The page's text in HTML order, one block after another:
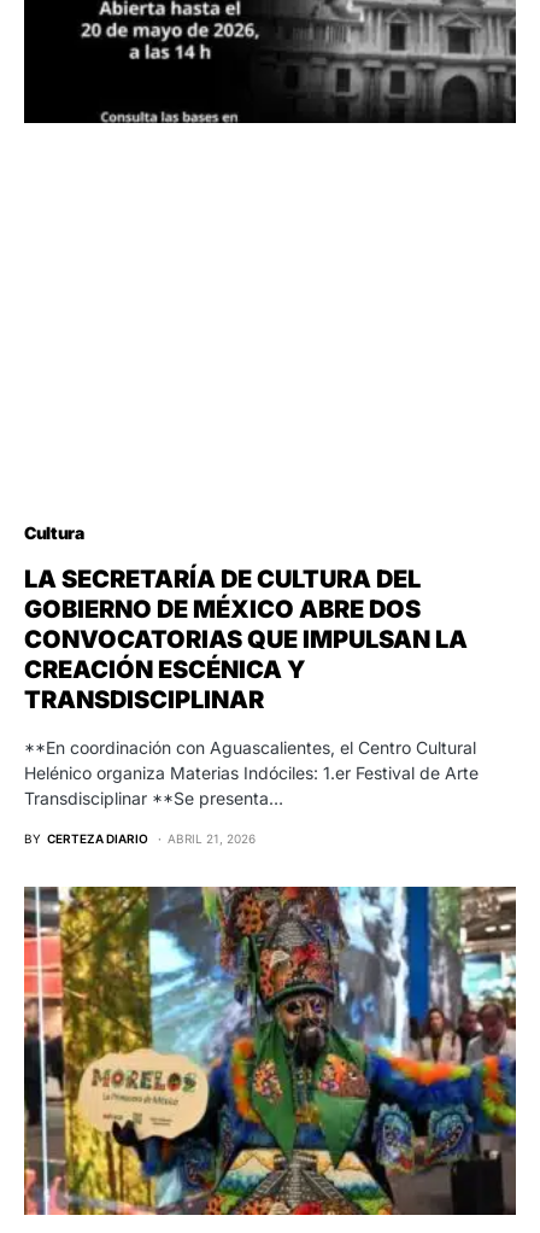
Cultura
LA SECRETARÍA DE CULTURA DEL
GOBIERNO DE MÉXICO ABRE DOS
CONVOCATORIAS QUE IMPULSAN LA
CREACIÓN ESCÉNICA Y
TRANSDISCIPLINAR
**En coordinación con Aguascalientes, el Centro Cultural
Helénico organiza Materias Indóciles: 1.er Festival de Arte
Transdisciplinar **Se presenta…
BY CERTEZA DIARIO ABRIL 21, 2026